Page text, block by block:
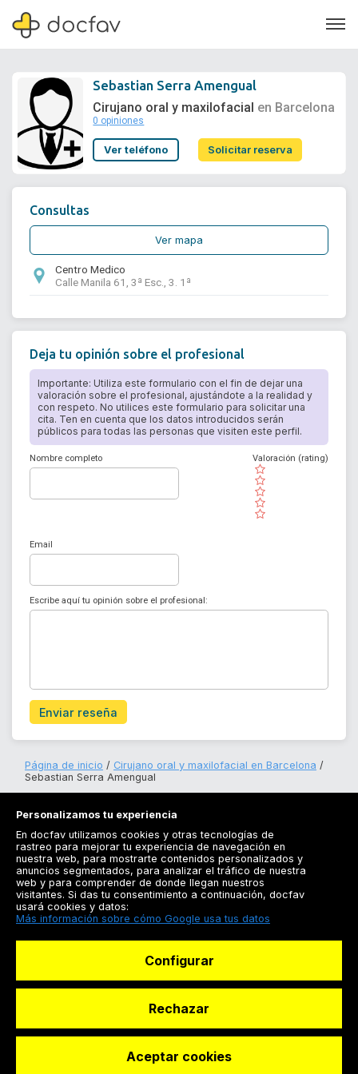
Soporte
Sebastian Serra Amengual
Cirujano oral y maxilofacial en Barcelona
0 opiniones
Ver teléfono Solicitar reserva
Consultas
Ver mapa
Centro Medico
Calle Manila 61, 3ª Esc., 3. 1ª
Deja tu opinión sobre el profesional
Importante: Utiliza este formulario con el fin de dejar una
valoración sobre el profesional, ajustándote a la realidad y
con respeto. No utilices este formulario para solicitar una
cita. Ten en cuenta que los datos introducidos serán
públicos para todas las personas que visiten este perfil.
Nombre completo
( )
( )
( )
( )
( )
Valoración (rating)
Email
Escribe aquí tu opinión sobre el profesional:
Enviar reseña
Página de inicio
Cirujano oral y maxilofacial en Barcelona
Sebastian Serra Amengual
Registrarse
Docfav
© Dashboard Technologies S.L
Personalizamos tu experiencia
En docfav utilizamos cookies y otras tecnologías de
rastreo para mejorar tu experiencia de navegación en
nuestra web, para mostrarte contenidos personalizados y
anuncios segmentados, para analizar el tráfico de nuestra
web y para comprender de donde llegan nuestros
visitantes. Si das tu consentimiento a continuación, docfav
usará cookies y datos:
Más información sobre cómo Google usa tus datos
Configurar
Rechazar
Aceptar cookies